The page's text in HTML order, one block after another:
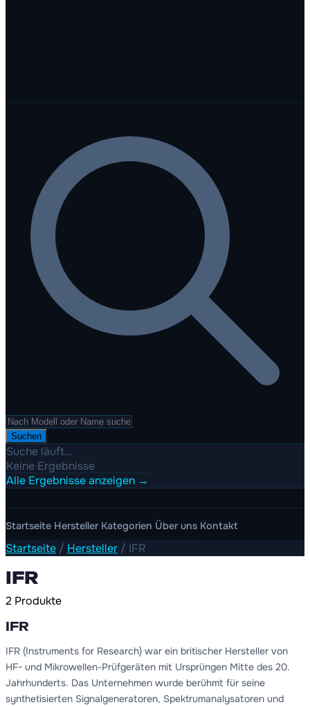
Suchen
Suche läuft...
Keine Ergebnisse
Alle Ergebnisse anzeigen →
Startseite Hersteller Kategorien Über uns Kontakt
Startseite / Hersteller / IFR
IFR
2 Produkte
IFR
IFR (Instruments for Research) war ein britischer Hersteller von
HF- und Mikrowellen-Prüfgeräten mit Ursprüngen Mitte des 20.
Jahrhunderts. Das Unternehmen wurde berühmt für seine
synthetisierten Signalgeneratoren, Spektrumanalysatoren und